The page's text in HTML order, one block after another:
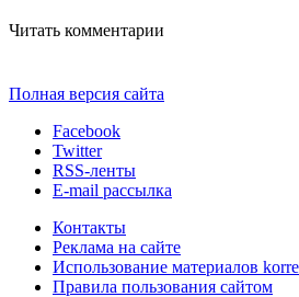
Читать комментарии
Полная версия сайта
Facebook
Twitter
RSS-ленты
E-mail рассылка
Контакты
Реклама на сайте
Использование материалов
Правила пользования сайтом